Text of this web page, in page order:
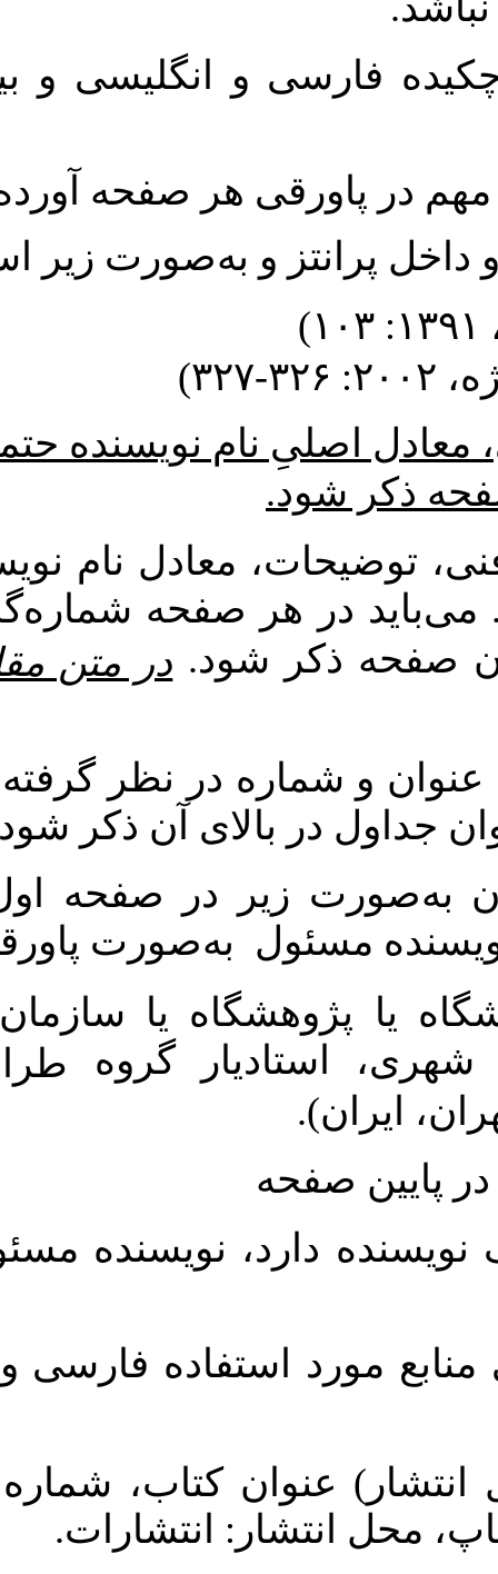
واژگان کلیدی بلافاصله پس از چکیده فارسی و انگلیسی و بین ۴-۶ کلمه
هر صفحه آورده شود.
و به‌صورت زیر است:
نویسنده حتما در پاورقیِ
معادل نام نویسندگان منابع
هر صفحه شماره‌گذاری شده و
شود. در متن مقاله هیچ واژه
در نظر گرفته شود. عنوان
آن ذکر شود.
در صفحه اول مقاله درج
به‌صورت پاورقی ذکر گردد:
یا سازمان. (نام و نام
گروه طراحی شهری،
نویسنده مسئول با علامت
استفاده فارسی و انگلیسی به
کتاب، شماره جلد، (نام و
انتشارات.